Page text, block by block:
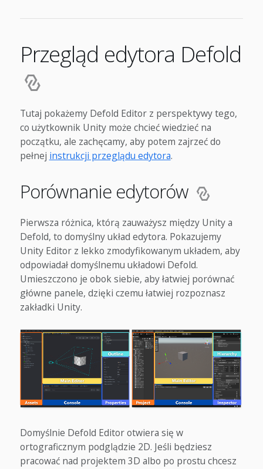
Przegląd edytora Defold
Tutaj pokażemy Defold Editor z perspektywy tego,
co użytkownik Unity może chcieć wiedzieć na
początku, ale zachęcamy, aby potem zajrzeć do
pełnej instrukcji przeglądu edytora.
Porównanie edytorów
Pierwsza różnica, którą zauważysz między Unity a
Defold, to domyślny układ edytora. Pokazujemy
Unity Editor z lekko zmodyfikowanym układem, aby
odpowiadał domyślnemu układowi Defold.
Umieszczono je obok siebie, aby łatwiej porównać
główne panele, dzięki czemu łatwiej rozpoznasz
zakładki Unity.
Domyślnie Defold Editor otwiera się w
ortograficznym podglądzie 2D. Jeśli będziesz
pracować nad projektem 3D albo po prostu chcesz